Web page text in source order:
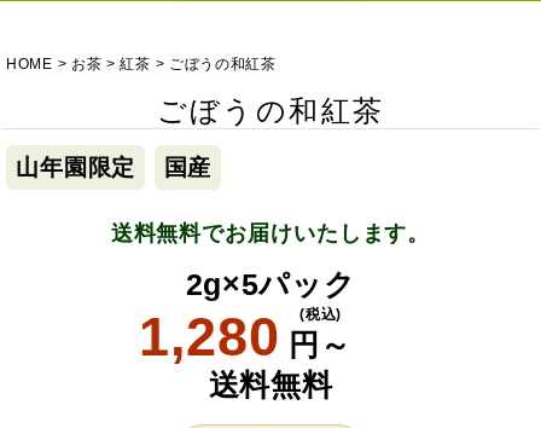
HOME お茶 紅茶 ごぼうの和紅茶
ごぼうの和紅茶
山年園限定 国産
送料無料でお届けいたします。
2g×5パック
1,280 円～
(税込)
送料無料